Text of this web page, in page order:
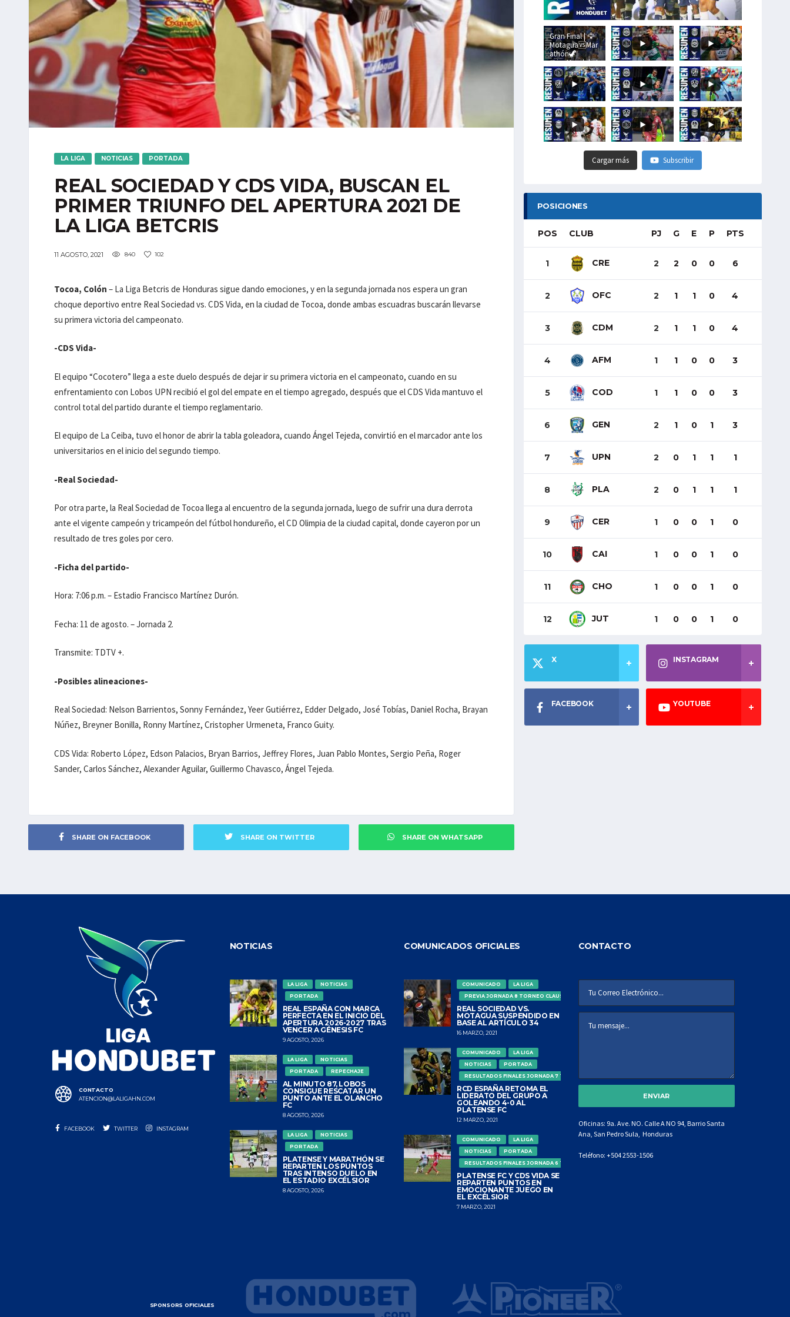
LA LIGA NOTICIAS PORTADA
REAL SOCIEDAD Y CDS VIDA, BUSCAN EL
PRIMER TRIUNFO DEL APERTURA 2021 DE
LA LIGA BETCRIS
11 AGOSTO, 2021 840 102
Tocoa, Colón – La Liga Betcris de Honduras sigue dando emociones, y en la segunda jornada nos espera un gran
choque deportivo entre Real Sociedad vs. CDS Vida, en la ciudad de Tocoa, donde ambas escuadras buscarán llevarse
su primera victoria del campeonato.
-CDS Vida-
El equipo “Cocotero” llega a este duelo después de dejar ir su primera victoria en el campeonato, cuando en su
enfrentamiento con Lobos UPN recibió el gol del empate en el tiempo agregado, después que el CDS Vida mantuvo el
control total del partido durante el tiempo reglamentario.
El equipo de La Ceiba, tuvo el honor de abrir la tabla goleadora, cuando Ángel Tejeda, convirtió en el marcador ante los
universitarios en el inicio del segundo tiempo.
-Real Sociedad-
Por otra parte, la Real Sociedad de Tocoa llega al encuentro de la segunda jornada, luego de sufrir una dura derrota
ante el vigente campeón y tricampeón del fútbol hondureño, el CD Olimpia de la ciudad capital, donde cayeron por un
resultado de tres goles por cero.
-Ficha del partido-
Hora: 7:06 p.m. – Estadio Francisco Martínez Durón.
Fecha: 11 de agosto. – Jornada 2.
Transmite: TDTV +.
-Posibles alineaciones-
Real Sociedad: Nelson Barrientos, Sonny Fernández, Yeer Gutiérrez, Edder Delgado, José Tobías, Daniel Rocha, Brayan
Núñez, Breyner Bonilla, Ronny Martínez, Cristopher Urmeneta, Franco Guity.
CDS Vida: Roberto López, Edson Palacios, Bryan Barrios, Jeffrey Flores, Juan Pablo Montes, Sergio Peña, Roger
Sander, Carlos Sánchez, Alexander Aguilar, Guillermo Chavasco, Ángel Tejeda.
SHARE ON FACEBOOK SHARE ON TWITTER SHARE ON WHATSAPP
Gran Final | 🦅
Motagua🆚Mar
athón🦖
#LigaHondubet
Cargar más Subscribir
POSICIONES
POS CLUB PJ G E P PTS
1 CRE 2 2 0 0 6
2 OFC 2 1 1 0 4
3 CDM 2 1 1 0 4
4 AFM 1 1 0 0 3
5 COD 1 1 0 0 3
6 GEN 2 1 0 1 3
7 UPN 2 0 1 1 1
8 PLA 2 0 1 1 1
9 CER 1 0 0 1 0
10 CAI 1 0 0 1 0
11 CHO 1 0 0 1 0
12 JUT 1 0 0 1 0
X INSTAGRAM
FACEBOOK YOUTUBE
CONTACTO
ATENCION@LALIGAHN.COM
FACEBOOK TWITTER INSTAGRAM
NOTICIAS
LA LIGA
NOTICIAS
PORTADA
REAL ESPAÑA CON MARCA
PERFECTA EN EL INICIO DEL
APERTURA 2026-2027 TRAS
VENCER A GÉNESIS FC
9 AGOSTO, 2026
LA LIGA
NOTICIAS
PORTADA
REPECHAJE
AL MINUTO 87, LOBOS
CONSIGUE RESCATAR UN
PUNTO ANTE EL OLANCHO
FC
8 AGOSTO, 2026
LA LIGA
NOTICIAS
PORTADA
PLATENSE Y MARATHÓN SE
REPARTEN LOS PUNTOS
TRAS INTENSO DUELO EN
EL ESTADIO EXCÉLSIOR
8 AGOSTO, 2026
COMUNICADOS OFICIALES
COMUNICADO
LA LIGA
PREVIA JORNADA 8 TORNEO CLAUSURA
REAL SOCIEDAD VS.
MOTAGUA SUSPENDIDO EN
BASE AL ARTÍCULO 34
16 MARZO, 2021
COMUNICADO
LA LIGA
NOTICIAS
PORTADA
RESULTADOS FINALES JORNADA 7 TORNEO CLAUSURA
RCD ESPAÑA RETOMA EL
LIDERATO DEL GRUPO A
GOLEANDO 4-0 AL
PLATENSE FC
12 MARZO, 2021
COMUNICADO
LA LIGA
NOTICIAS
PORTADA
RESULTADOS FINALES JORNADA 6 TORNEO CLAUSURA
PLATENSE FC Y CDS VIDA SE
REPARTEN PUNTOS EN
EMOCIONANTE JUEGO EN
EL EXCÉLSIOR
7 MARZO, 2021
CONTACTO
Oficinas: 9a. Ave. NO. Calle A NO 94, Barrio Santa
Ana, San Pedro Sula, Honduras
Teléfono: +504 2553-1506
SPONSORS OFICIALES